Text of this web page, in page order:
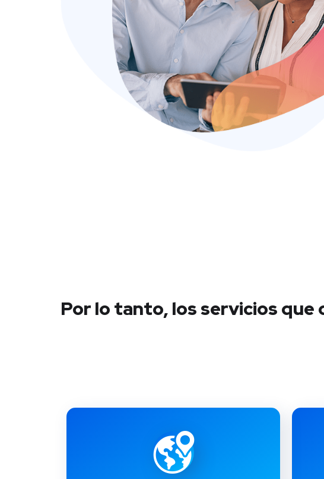
Por lo tanto, los servicios que